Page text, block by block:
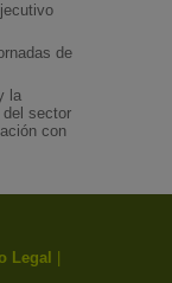
de
la
sector
con
Legal